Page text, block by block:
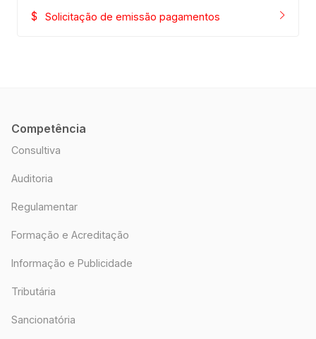
Solicitação de emissão pagamentos
Competência
Consultiva
Auditoria
Regulamentar
Formação e Acreditação
Informação e Publicidade
Tributária
Sancionatória